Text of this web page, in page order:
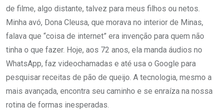
de filme, algo distante, talvez para meus filhos ou netos.
Minha avó, Dona Cleusa, que morava no interior de Minas,
falava que “coisa de internet” era invenção para quem não
tinha o que fazer. Hoje, aos 72 anos, ela manda áudios no
WhatsApp, faz videochamadas e até usa o Google para
pesquisar receitas de pão de queijo. A tecnologia, mesmo a
mais avançada, encontra seu caminho e se enraíza na nossa
rotina de formas inesperadas.